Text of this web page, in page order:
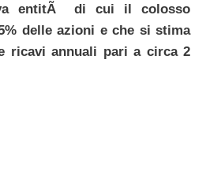
entitÃ di cui il colosso
delle azioni e che si stima
ricavi annuali pari a circa 2